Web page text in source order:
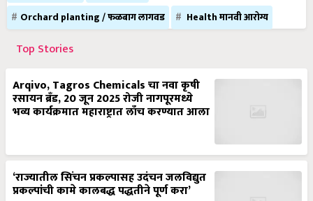
Orchard planting / फळबाग लागवड
Health मानवी आरोग्य
Top Stories
Arqivo, Tagros Chemicals चा नवा कृषी
रसायन ब्रँड, 20 जून 2025 रोजी नागपूरमध्ये
भव्य कार्यक्रमात महाराष्ट्रात लाँच करण्यात आला
‘राज्यातील सिंचन प्रकल्पासह उदंचन जलविद्युत
प्रकल्पांची कामे कालबद्ध पद्धतीने पूर्ण करा’